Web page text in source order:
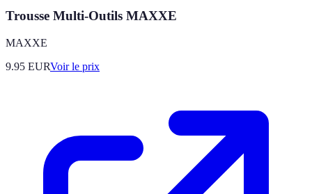
Trousse Multi-Outils MAXXE
MAXXE
9.95 EURVoir le prix